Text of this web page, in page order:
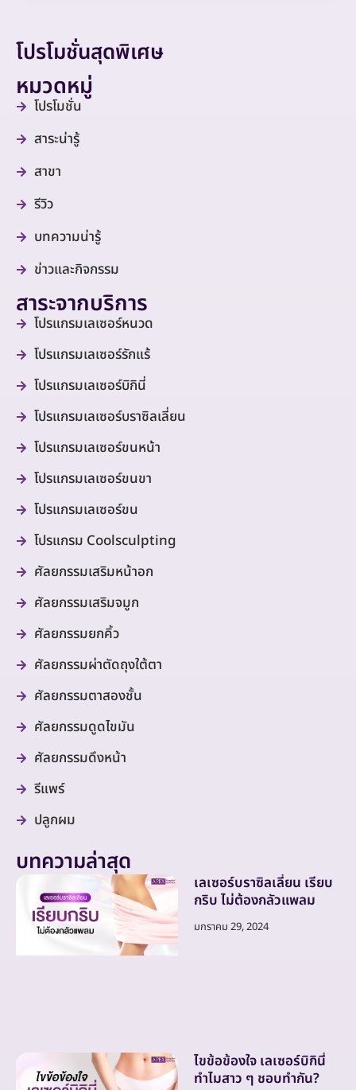
โปรโมชั่นสุดพิเศษ
หมวดหมู่
โปรโมชั่น
สาระน่ารู้
สาขา
รีวิว
บทความน่ารู้
ข่าวและกิจกรรม
สาระจากบริการ
โปรแกรมเลเซอร์หนวด
โปรแกรมเลเซอร์รักแร้
โปรแกรมเลเซอร์บิกินี่
โปรแกรมเลเซอร์บราซิลเลี่ยน
โปรแกรมเลเซอร์ขนหน้า
โปรแกรมเลเซอร์ขนขา
โปรแกรมเลเซอร์ขน
โปรแกรม Coolsculpting
ศัลยกรรมเสริมหน้าอก
ศัลยกรรมเสริมจมูก
ศัลยกรรมยกคิ้ว
ศัลยกรรมผ่าตัดถุงใต้ตา
ศัลยกรรมตาสองชั้น
ศัลยกรรมดูดไขมัน
ศัลยกรรมดึงหน้า
รีแพร์
ปลูกผม
บทความล่าสุด
เลเซอร์บราซิลเลี่ยน เรียบ
กริบ ไม่ต้องกลัวแพลม
มกราคม 29, 2024
ไขข้อข้องใจ เลเซอร์บิกินี่
ทำไมสาว ๆ ชอบทำกัน?